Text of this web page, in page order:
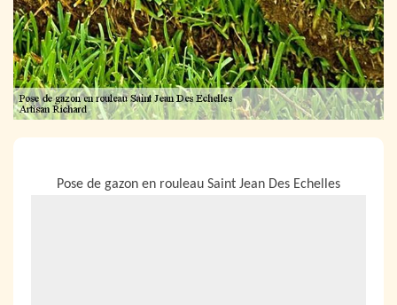
Pose de gazon en rouleau Saint Jean Des Echelles